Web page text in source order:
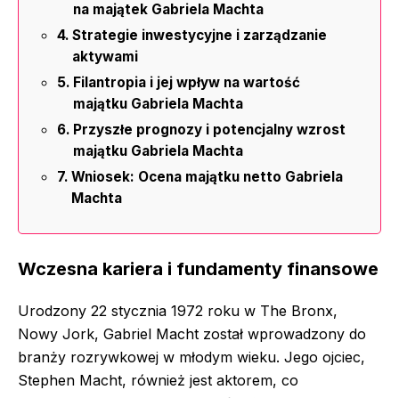
na majątek Gabriela Machta
Strategie inwestycyjne i zarządzanie
aktywami
Filantropia i jej wpływ na wartość
majątku Gabriela Machta
Przyszłe prognozy i potencjalny wzrost
majątku Gabriela Machta
Wniosek: Ocena majątku netto Gabriela
Machta
Wczesna kariera i fundamenty finansowe
Urodzony 22 stycznia 1972 roku w The Bronx,
Nowy Jork, Gabriel Macht został wprowadzony do
branży rozrywkowej w młodym wieku. Jego ojciec,
Stephen Macht, również jest aktorem, co